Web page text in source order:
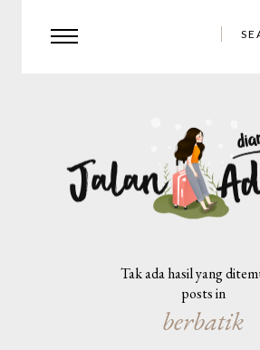
Tak ada hasil yang
posts in
berbatik